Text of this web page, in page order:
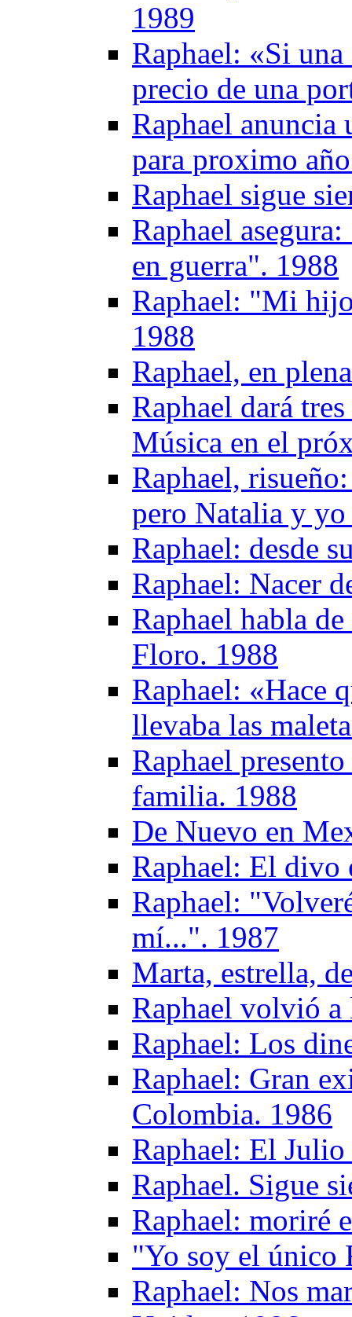
1989
Raphael: «Si
precio de una
Raphael anuncia
para proximo
Raphael sigue
Raphael
en guerra". 1988
Raphael: "Mi
1988
Raphael, en
Raphael dará
Música en el
Raphael,
pero Natalia y yo
Raphael: desde
Raphael: Nacer
Raphael habla
Floro. 1988
Raphael: «Hace
llevaba las
Raphael
familia. 1988
De Nuevo en
Raphael: El divo
Raphael:
mí...". 1987
Marta, estrella,
Raphael volvió
Raphael: Los
Raphael: Gran
Colombia. 1986
Raphael: El
Raphael. Sigue
Raphael: moriré
"Yo soy el único
Raphael: Nos